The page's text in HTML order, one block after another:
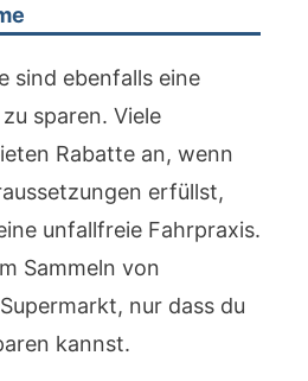
sind ebenfalls eine
sparen. Viele
Rabatte an, wenn
erfüllst,
unfallfreie Fahrpraxis.
Sammeln von
nur dass du
kannst.